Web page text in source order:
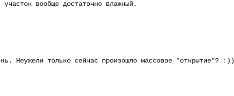
вообще достаточно влажный.
Неужели только сейчас произошло массовое "открытие"? :))